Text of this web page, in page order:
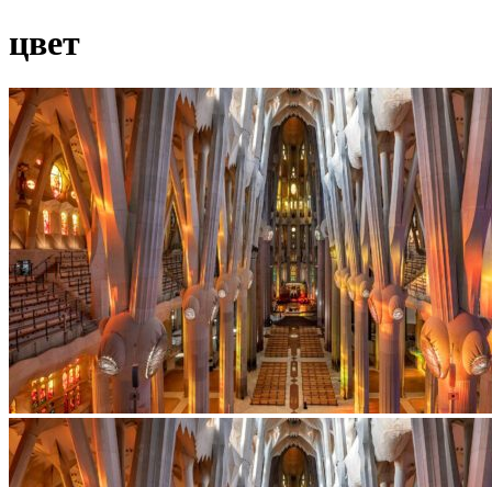
цвет